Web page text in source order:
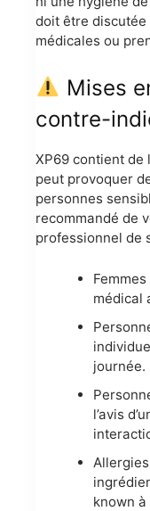
doit être discutée
médicales ou
Mises
contre-
XP69 contient de
peut provoquer
personnes
recommandé de
professionnel de
médical
journée.
l’avis
known à